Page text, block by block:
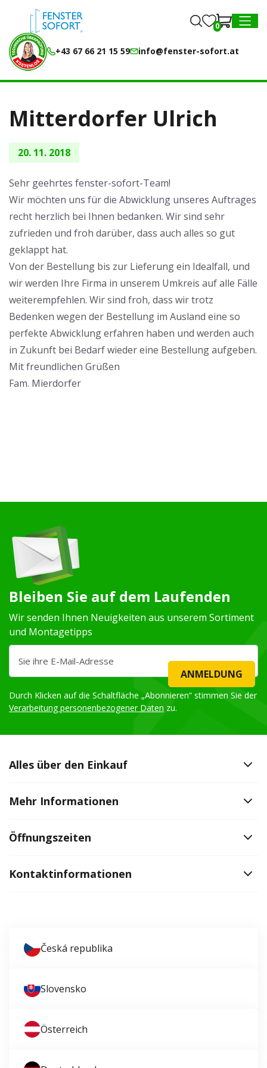
MENU
+43 67 66 21 15 59 info@fenster-sofort.at
0
Mitterdorfer Ulrich
20. 11. 2018
Sehr geehrtes fenster-sofort-Team!
Wir möchten uns für die Abwicklung unseres Auftrages
recht herzlich bei Ihnen bedanken. Wir sind sehr
zufrieden und froh darüber, dass auch alles so gut
geklappt hat.
Von der Bestellung bis zur Lieferung ein Idealfall, und
wir werden Ihre Firma in unserem Umkreis auf alle Fälle
weiterempfehlen. Wir sind froh, dass wir trotz
Bedenken wegen der Bestellung im Ausland eine so
perfekte Abwicklung erfahren haben und werden auch
in Zukunft bei Bedarf wieder eine Bestellung aufgeben.
Mit freundlichen Grüßen
Fam. Mierdorfer
Bleiben Sie auf dem Laufenden
Wir senden Ihnen Neuigkeiten aus unserem Sortiment
und Montagetipps
ANMELDUNG
Durch Klicken auf die Schaltfläche „Abonnieren“ stimmen Sie der
Verarbeitung personenbezogener Daten zu.
Alles über den Einkauf
Mehr Informationen
Öffnungszeiten
Kontaktinformationen
Česká republika
Slovensko
Österreich